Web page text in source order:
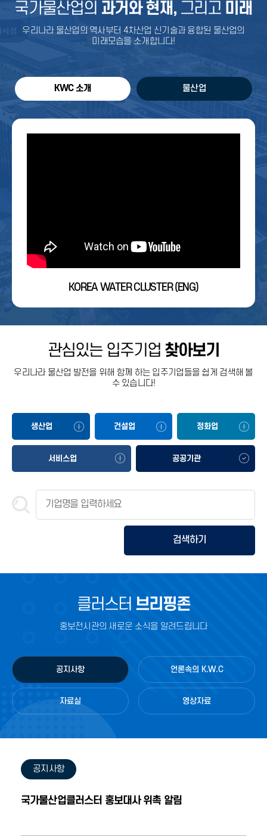
국가물산업의 과거와 현재, 그리고 미래
우리나라 물산업의 역사부터 4차산업 신기술과 융합된 물산업의
미래모습을 소개합니다!
KWC 소개 물산업
KOREA WATER CLUSTER (ENG)
관심있는 입주기업 찾아보기
우리나라 물산업 발전을 위해 함께 하는 입주기업들을 쉽게 검색해 볼
수 있습니다!
생산업 건설업 정화업
서비스업 공공기관
검색하기
클러스터 브리핑존
홍보전시관의 새로운 소식을 알려드립니다
공지사항 언론속의 K.W.C
자료실 영상자료
공지사항
국가물산업클러스터 홍보대사 위촉 알림